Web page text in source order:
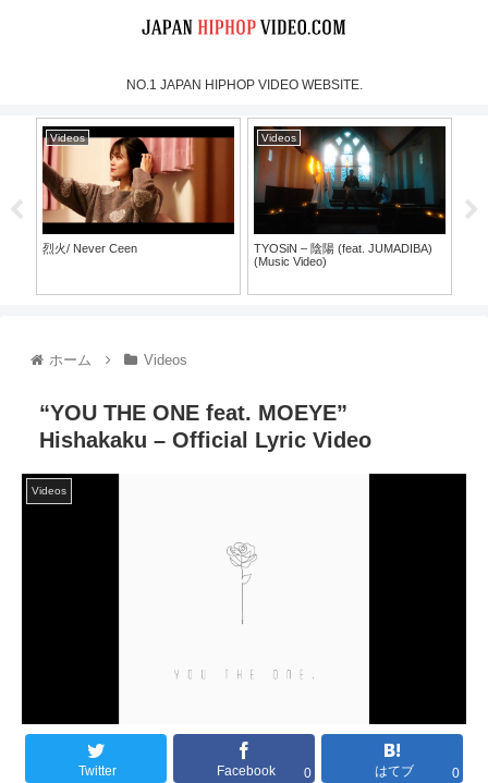
NO.1 JAPAN HIPHOP VIDEO WEBSITE.
Videos
烈火/ Never Ceen
Videos
TYOSiN – 陰陽 (feat. JUMADIBA)
(Music Video)
ホーム Videos
“YOU THE ONE feat. MOEYE”
Hishakaku – Official Lyric Video
Videos
Twitter Facebook 0 はてブ 0